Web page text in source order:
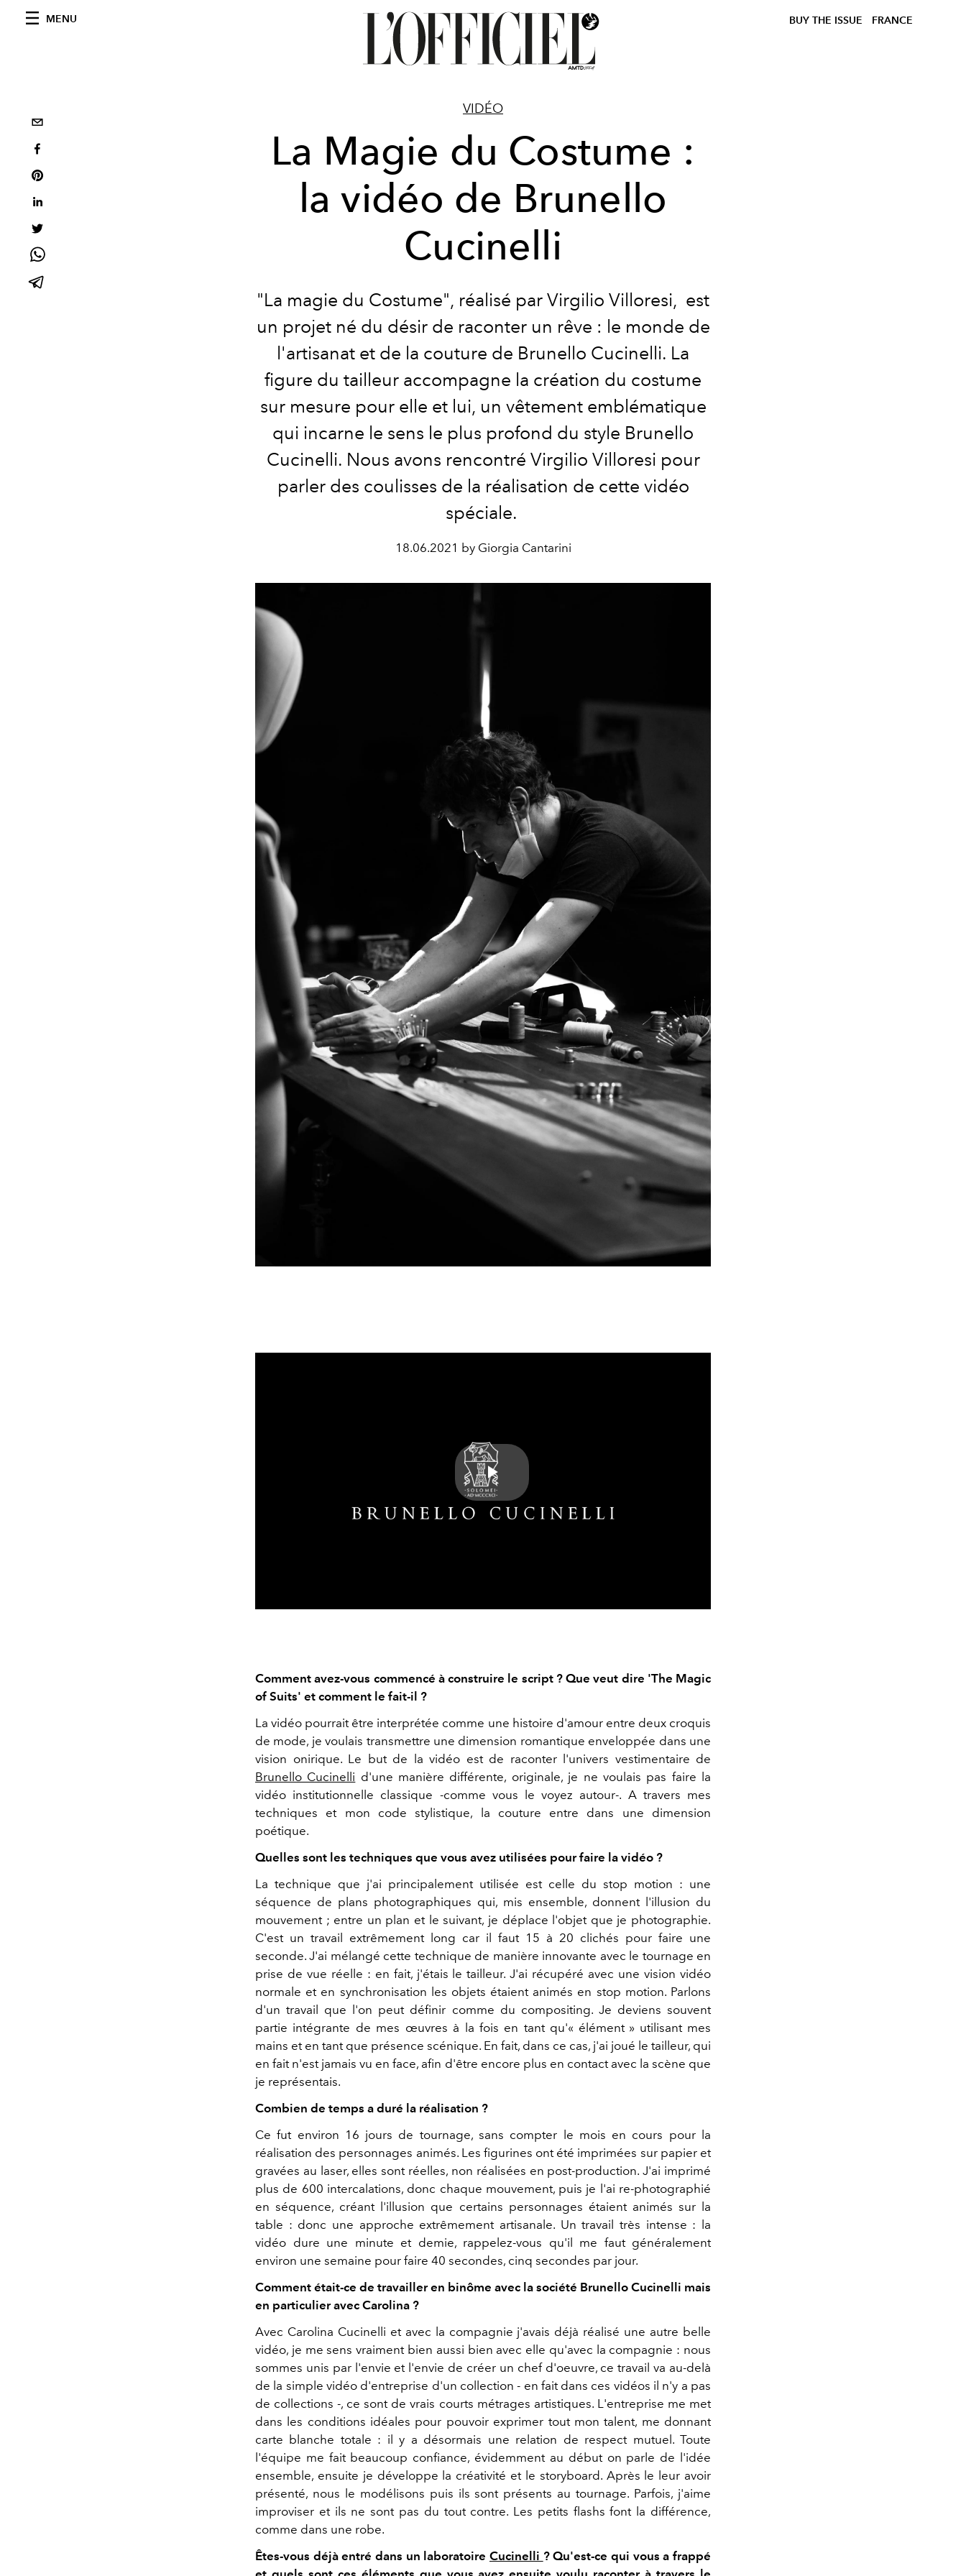
MENU BUY THE ISSUE FRANCE
VIDÉO
La Magie du Costume :
la vidéo de Brunello
Cucinelli
"La magie du Costume", réalisé par Virgilio Villoresi, est
un projet né du désir de raconter un rêve : le monde de
l'artisanat et de la couture de Brunello Cucinelli. La
figure du tailleur accompagne la création du costume
sur mesure pour elle et lui, un vêtement emblématique
qui incarne le sens le plus profond du style Brunello
Cucinelli. Nous avons rencontré Virgilio Villoresi pour
parler des coulisses de la réalisation de cette vidéo
spéciale.
18.06.2021 by Giorgia Cantarini
Play
Comment avez-vous commencé à construire le script ? Que veut dire 'The Magic
of Suits' et comment le fait-il ?
La vidéo pourrait être interprétée comme une histoire d'amour entre deux croquis
de mode, je voulais transmettre une dimension romantique enveloppée dans une
vision onirique. Le but de la vidéo est de raconter l'univers vestimentaire de
Brunello Cucinelli d'une manière différente, originale, je ne voulais pas faire la
vidéo institutionnelle classique -comme vous le voyez autour-. A travers mes
techniques et mon code stylistique, la couture entre dans une dimension
poétique.
Quelles sont les techniques que vous avez utilisées pour faire la vidéo ?
La technique que j'ai principalement utilisée est celle du stop motion : une
séquence de plans photographiques qui, mis ensemble, donnent l'illusion du
mouvement ; entre un plan et le suivant, je déplace l'objet que je photographie.
C'est un travail extrêmement long car il faut 15 à 20 clichés pour faire une
seconde. J'ai mélangé cette technique de manière innovante avec le tournage en
prise de vue réelle : en fait, j'étais le tailleur. J'ai récupéré avec une vision vidéo
normale et en synchronisation les objets étaient animés en stop motion. Parlons
d'un travail que l'on peut définir comme du compositing. Je deviens souvent
partie intégrante de mes œuvres à la fois en tant qu'« élément » utilisant mes
mains et en tant que présence scénique. En fait, dans ce cas, j'ai joué le tailleur, qui
en fait n'est jamais vu en face, afin d'être encore plus en contact avec la scène que
je représentais.
Combien de temps a duré la réalisation ?
Ce fut environ 16 jours de tournage, sans compter le mois en cours pour la
réalisation des personnages animés. Les figurines ont été imprimées sur papier et
gravées au laser, elles sont réelles, non réalisées en post-production. J'ai imprimé
plus de 600 intercalations, donc chaque mouvement, puis je l'ai re-photographié
en séquence, créant l'illusion que certains personnages étaient animés sur la
table : donc une approche extrêmement artisanale. Un travail très intense : la
vidéo dure une minute et demie, rappelez-vous qu'il me faut généralement
environ une semaine pour faire 40 secondes, cinq secondes par jour.
Comment était-ce de travailler en binôme avec la société Brunello Cucinelli mais
en particulier avec Carolina ?
Avec Carolina Cucinelli et avec la compagnie j'avais déjà réalisé une autre belle
vidéo, je me sens vraiment bien aussi bien avec elle qu'avec la compagnie : nous
sommes unis par l'envie et l'envie de créer un chef d'oeuvre, ce travail va au-delà
de la simple vidéo d'entreprise d'un collection - en fait dans ces vidéos il n'y a pas
de collections -, ce sont de vrais courts métrages artistiques. L'entreprise me met
dans les conditions idéales pour pouvoir exprimer tout mon talent, me donnant
carte blanche totale : il y a désormais une relation de respect mutuel. Toute
l'équipe me fait beaucoup confiance, évidemment au début on parle de l'idée
ensemble, ensuite je développe la créativité et le storyboard. Après le leur avoir
présenté, nous le modélisons puis ils sont présents au tournage. Parfois, j'aime
improviser et ils ne sont pas du tout contre. Les petits flashs font la différence,
comme dans une robe.
Êtes-vous déjà entré dans un laboratoire Cucinelli ? Qu'est-ce qui vous a frappé